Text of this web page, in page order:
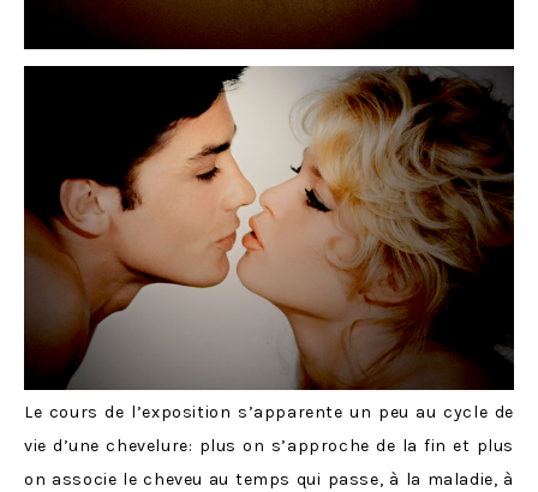
Le cours de l’exposition s’apparente un peu au cycle de
vie d’une chevelure: plus on s’approche de la fin et plus
on associe le cheveu au temps qui passe, à la maladie, à